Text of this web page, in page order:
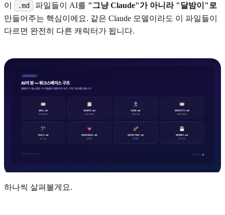
이 .md 파일들이 AI를 "그냥 Claude"가 아니라 "달밤이"로
만들어주는 핵심이에요. 같은 Claude 모델이라도 이 파일들이
다르면 완전히 다른 캐릭터가 됩니다.
하나씩 살펴볼게요.